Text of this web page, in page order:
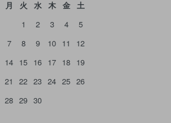
月 火 水 木 金
土
1
2 3 4
5
7 8 9 10 11
12
14 15 16 17 18 19
21 22 23 24 25 26
28 29 30